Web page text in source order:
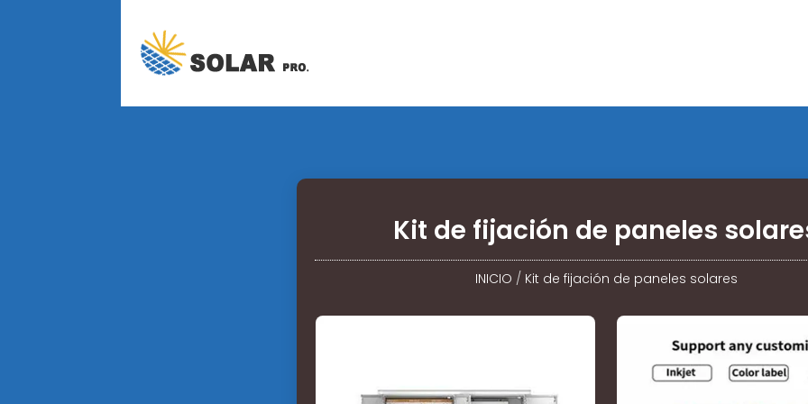
Kit de fijación de paneles
INICIO / Kit de fijación de paneles solares